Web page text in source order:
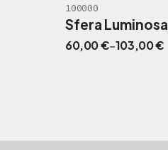
100000
Sfera Luminosa
60,00€-103,00€
F
i